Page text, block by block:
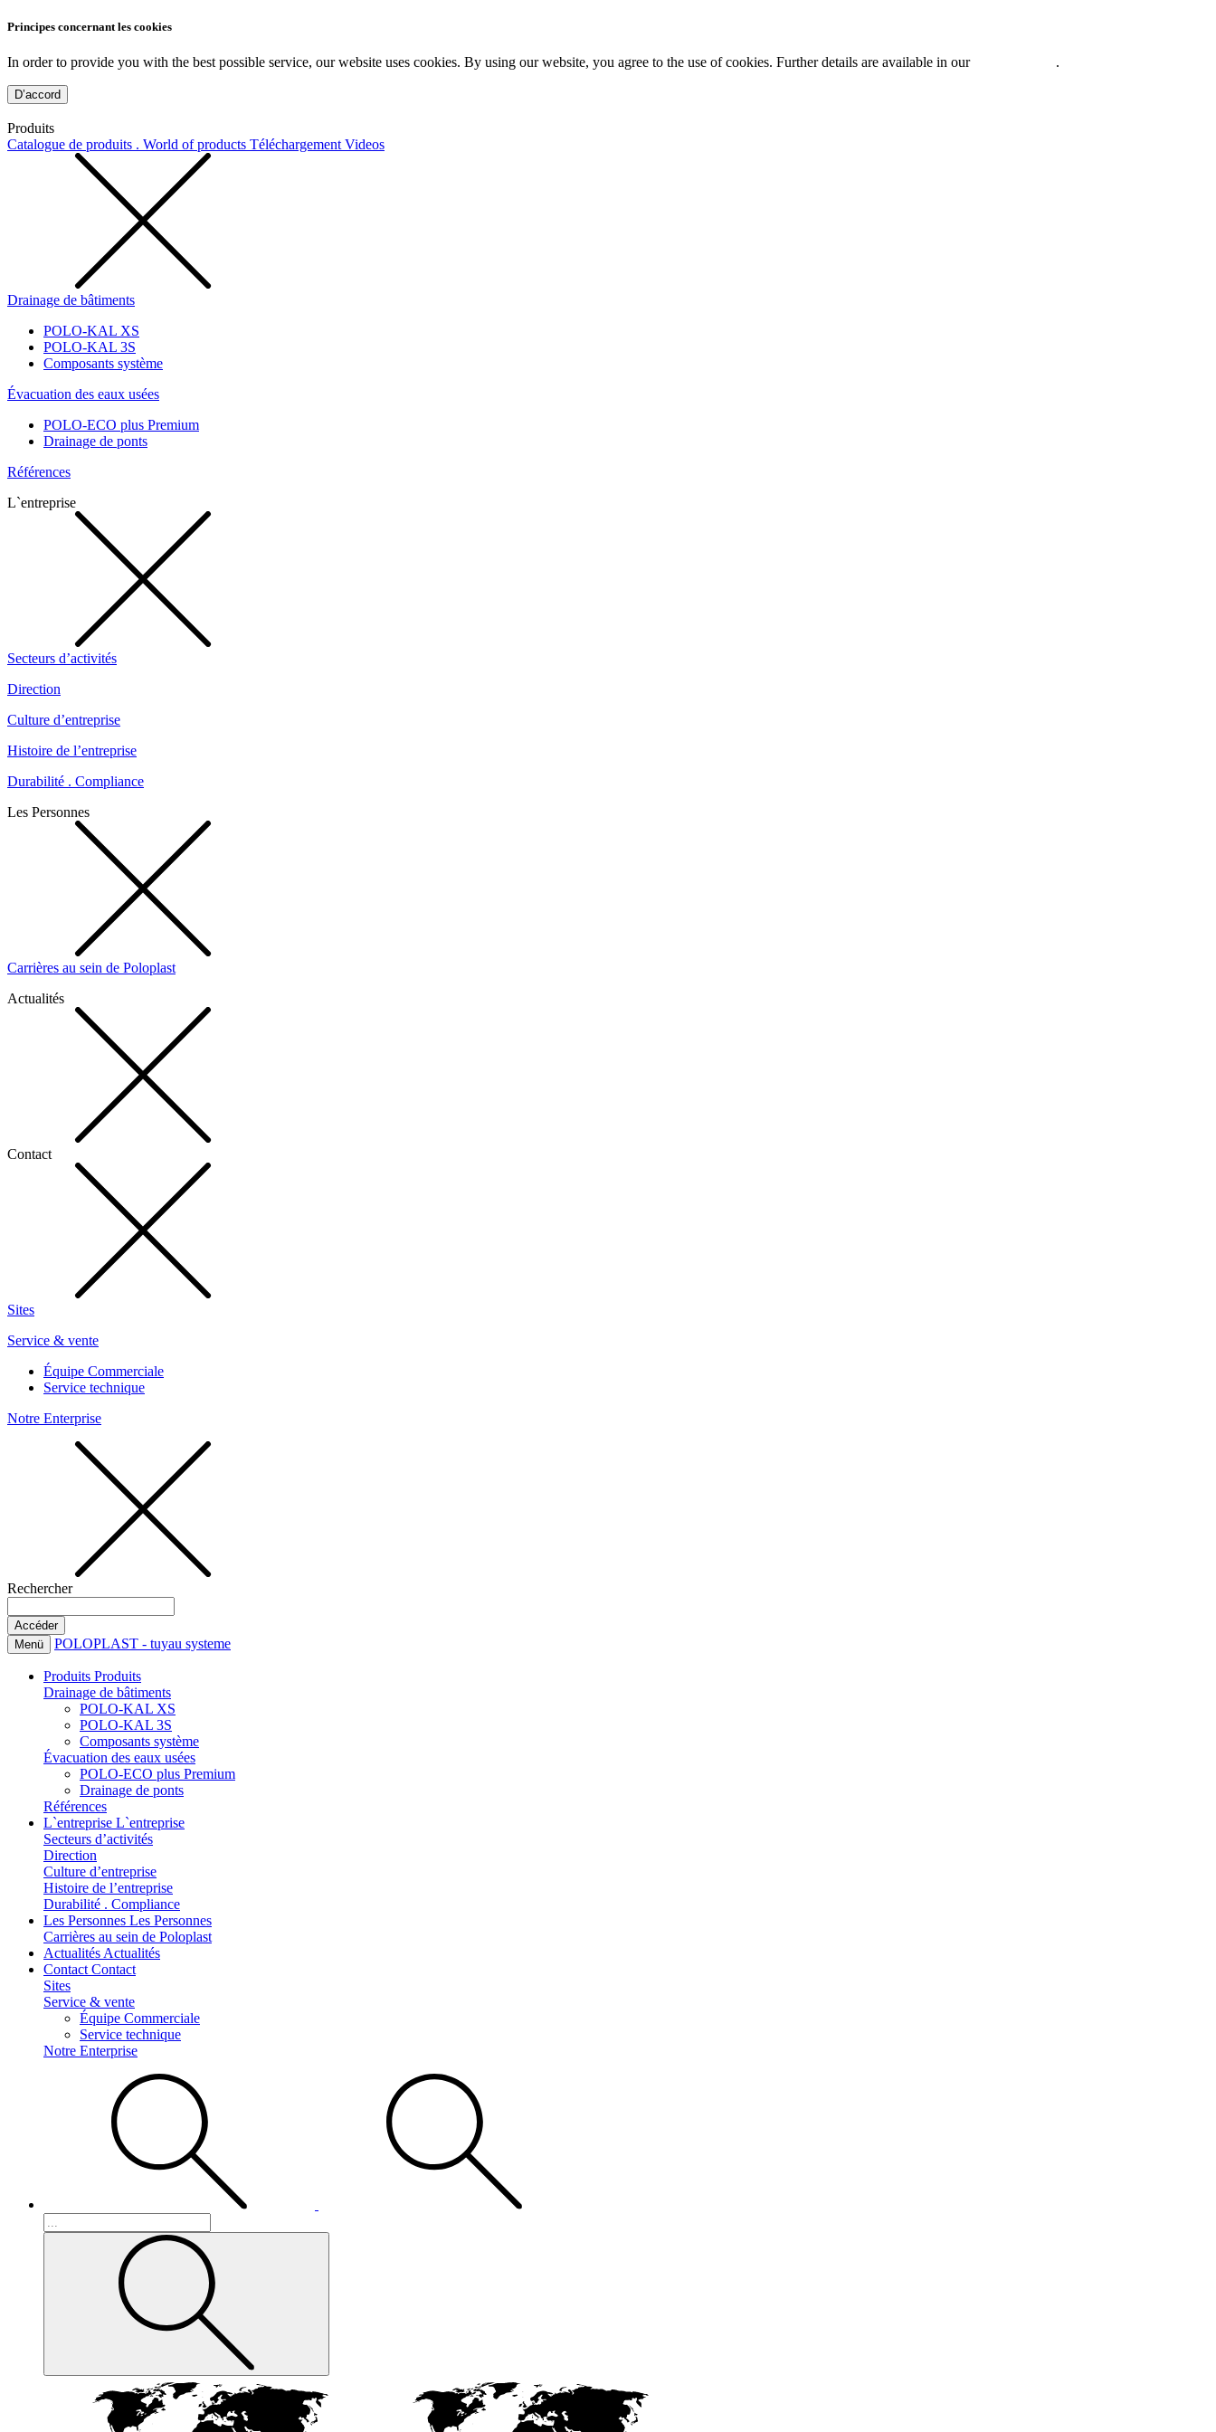
Principes concernant les cookies
In order to provide you with the best possible service, our website uses cookies. By using our website, you agree to the use of cookies. Further details are available in our .
D’accord
Produits
Catalogue de produits . World of products Téléchargement Videos
Drainage de bâtiments
POLO-KAL XS
POLO-KAL 3S
Composants système
Évacuation des eaux usées
POLO-ECO plus Premium
Drainage de ponts
Références
L`entreprise
Secteurs d’activités
Direction
Culture d’entreprise
Histoire de l’entreprise
Durabilité . Compliance
Les Personnes
Carrières au sein de Poloplast
Actualités
Contact
Sites
Service & vente
Équipe Commerciale
Service technique
Notre Enterprise
Rechercher
Menü POLOPLAST - tuyau systeme
Produits Produits
Drainage de bâtiments
POLO-KAL XS
POLO-KAL 3S
Composants système
Évacuation des eaux usées
POLO-ECO plus Premium
Drainage de ponts
Références
L`entreprise L`entreprise
Secteurs d’activités
Direction
Culture d’entreprise
Histoire de l’entreprise
Durabilité . Compliance
Les Personnes Les Personnes
Carrières au sein de Poloplast
Actualités Actualités
Contact Contact
Sites
Service & vente
Équipe Commerciale
Service technique
Notre Enterprise